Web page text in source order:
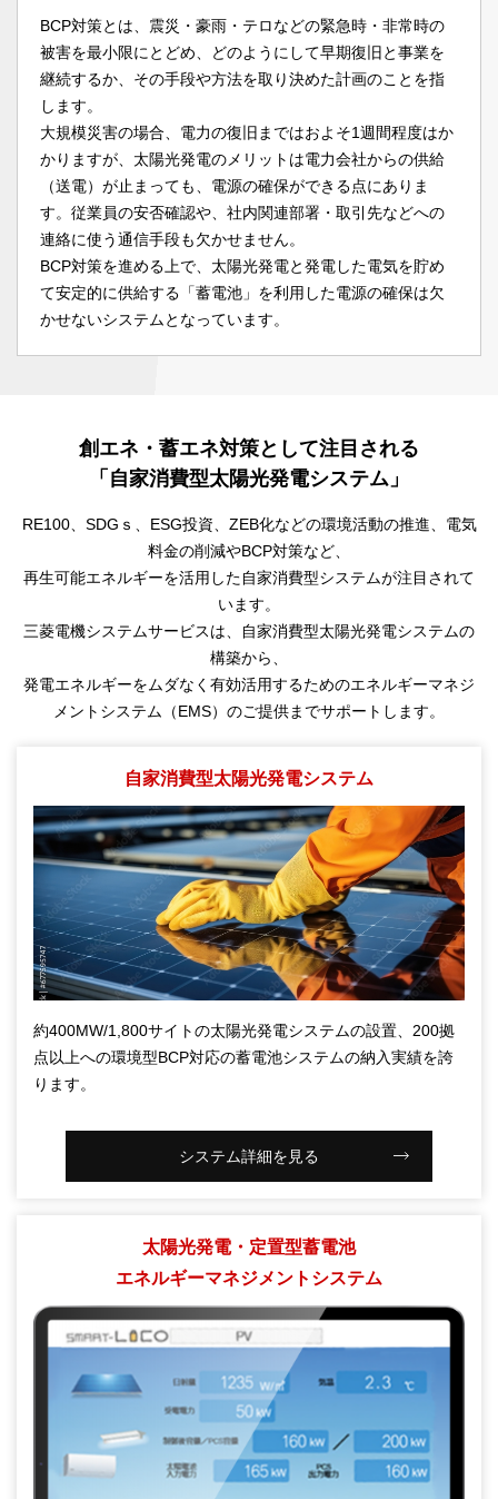
BCP対策とは、震災・豪雨・テロなどの緊急時・非常時の
被害を最小限にとどめ、どのようにして早期復旧と事業を
継続するか、その手段や方法を取り決めた計画のことを指
します。
大規模災害の場合、電力の復旧まではおよそ1週間程度はか
かりますが、太陽光発電のメリットは電力会社からの供給
（送電）が止まっても、電源の確保ができる点にありま
す。従業員の安否確認や、社内関連部署・取引先などへの
連絡に使う通信手段も欠かせません。
BCP対策を進める上で、太陽光発電と発電した電気を貯め
て安定的に供給する「蓄電池」を利用した電源の確保は欠
かせないシステムとなっています。
創エネ・蓄エネ対策として注目される
「自家消費型太陽光発電システム」
RE100、SDGｓ、ESG投資、ZEB化などの環境活動の推進、電気
料金の削減やBCP対策など、
再生可能エネルギーを活用した自家消費型システムが注目されて
います。
三菱電機システムサービスは、自家消費型太陽光発電システムの
構築から、
発電エネルギーをムダなく有効活用するためのエネルギーマネジ
メントシステム（EMS）のご提供までサポートします。
自家消費型太陽光発電システム
約400MW/1,800サイトの太陽光発電システムの設置、200拠
点以上への環境型BCP対応の蓄電池システムの納入実績を誇
ります。
システム詳細を見る
太陽光発電・定置型蓄電池
エネルギーマネジメントシステム